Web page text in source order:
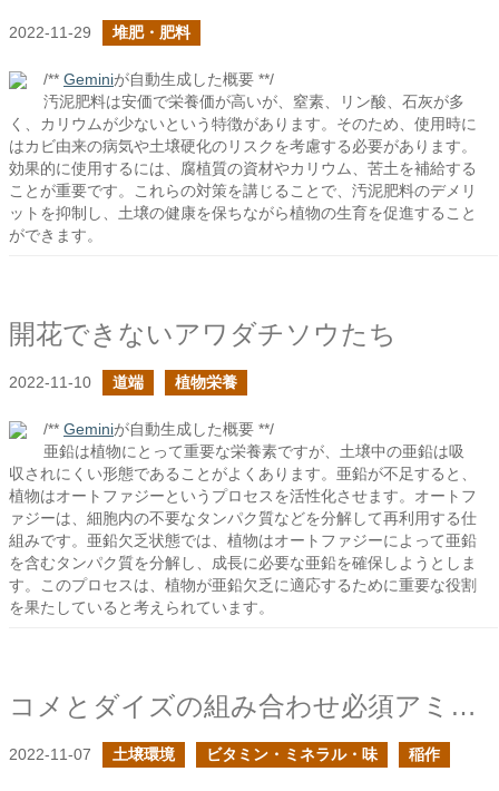
2022-11-29 堆肥・肥料
/** Geminiが自動生成した概要 **/
汚泥肥料は安価で栄養価が高いが、窒素、リン酸、石灰が多
く、カリウムが少ないという特徴があります。そのため、使用時に
はカビ由来の病気や土壌硬化のリスクを考慮する必要があります。
効果的に使用するには、腐植質の資材やカリウム、苦土を補給する
ことが重要です。これらの対策を講じることで、汚泥肥料のデメリ
ットを抑制し、土壌の健康を保ちながら植物の生育を促進すること
ができます。
開花できないアワダチソウたち
2022-11-10 道端 植物栄養
/** Geminiが自動生成した概要 **/
亜鉛は植物にとって重要な栄養素ですが、土壌中の亜鉛は吸
収されにくい形態であることがよくあります。亜鉛が不足すると、
植物はオートファジーというプロセスを活性化させます。オートフ
ァジーは、細胞内の不要なタンパク質などを分解して再利用する仕
組みです。亜鉛欠乏状態では、植物はオートファジーによって亜鉛
を含むタンパク質を分解し、成長に必要な亜鉛を確保しようとしま
す。このプロセスは、植物が亜鉛欠乏に適応するために重要な役割
を果たしていると考えられています。
コメとダイズの組み合わせ必須アミノ酸を摂取
2022-11-07 土壌環境 ビタミン・ミネラル・味 稲作